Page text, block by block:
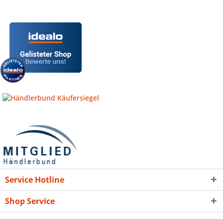
Service Hotline
Shop Service